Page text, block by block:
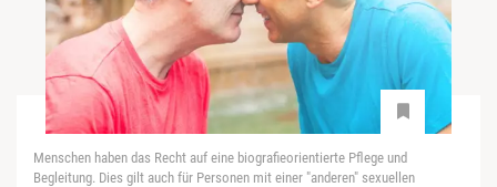
Menschen haben das Recht auf eine biografieorientierte Pflege und
Begleitung. Dies gilt auch für Personen mit einer "anderen" sexuellen